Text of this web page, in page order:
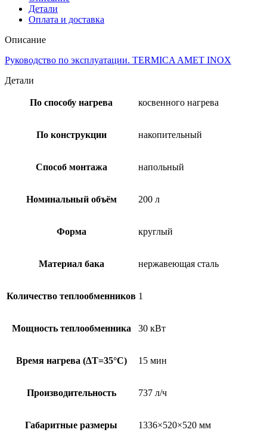
Детали
Оплата и доставка
Описание
Руководство по эксплуатации. TERMICA AMET INOX
Детали
По способу нагрева косвенного нагрева
По конструкции накопительный
Способ монтажа напольный
Номинальный объём 200 л
Форма круглый
Материал бака нержавеющая сталь
Количество теплообменников 1
Мощность теплообменника 30 кВт
Время нагрева (∆T=35°C) 15 мин
Производительность 737 л/ч
Габаритные размеры 1336×520×520 мм